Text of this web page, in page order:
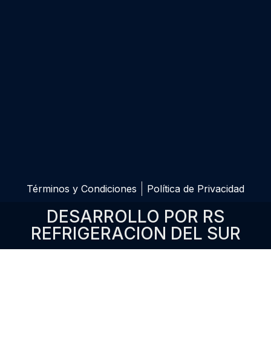
Términos y Condiciones Política de Privacidad
DESARROLLO POR RS
REFRIGERACION DEL SUR